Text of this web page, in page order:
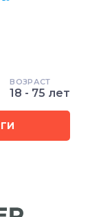
ВОЗРАСТ
18 - 75 лет